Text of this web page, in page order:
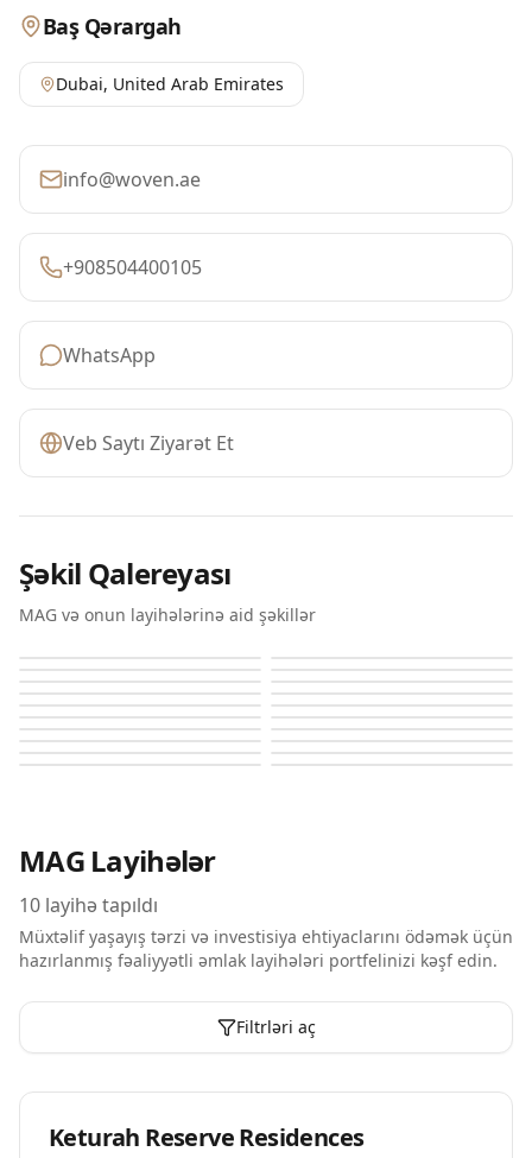
Baş Qərargah
Dubai, United Arab Emirates
info@woven.ae
+908504400105
WhatsApp
Veb Saytı Ziyarət Et
Şəkil Qalereyası
MAG və onun layihələrinə aid şəkillər
Keturah Reserve Residences Keturah Reserve Residences
Keturah Reserve Residences Keturah Reserve Residences
Keturah Reserve Residences Keturah Reserve Residences
Keturah Reserve Residences Keturah Reserve Residences
Keturah Reserve Residences Keturah Reserve Residences
Keturah Reserve Residences Keturah Reserve Residences
Keturah Reserve Residences Keturah Reserve Residences
Keturah Reserve Residences Keturah Reserve Residences
Keturah Reserve Residences Keturah Reserve Residences
MAG Layihələr
10 layihə tapıldı
Müxtəlif yaşayış tərzi və investisiya ehtiyaclarını ödəmək üçün
hazırlanmış fəaliyyətli əmlak layihələri portfelinizi kəşf edin.
Filtrləri aç
Keturah Reserve Residences